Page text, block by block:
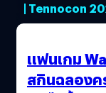
| Tennocon
แฟนเกม
สกินฉลองค